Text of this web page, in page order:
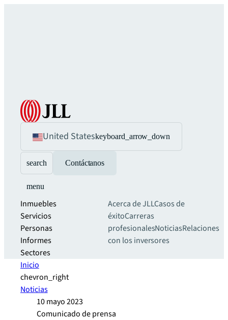
United Stateskeyboard_arrow_down
search Contáctanos
menu
Inmuebles
Servicios
Personas
Informes
Sectores
Acerca de JLLCasos de
éxitoCarreras
profesionalesNoticiasRelaciones
con los inversores
Inicio
chevron_right
Noticias
10 mayo 2023
Comunicado de prensa